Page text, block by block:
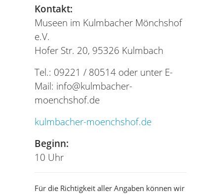
Kontakt:
Museen im Kulmbacher Mönchshof
e.V.
Hofer Str. 20, 95326 Kulmbach
Tel.: 09221 / 80514 oder unter E-
Mail: info@kulmbacher-
moenchshof.de
kulmbacher-moenchshof.de
Beginn:
10 Uhr
Für die Richtigkeit aller Angaben können wir